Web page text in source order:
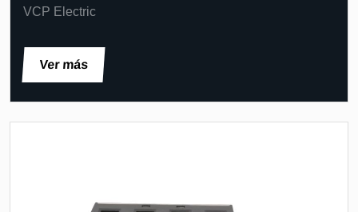
VCP Electric
Ver más